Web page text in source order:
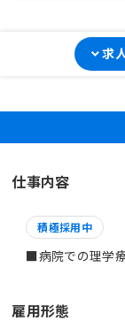
求
仕事内容
積極採用中
雇用形態